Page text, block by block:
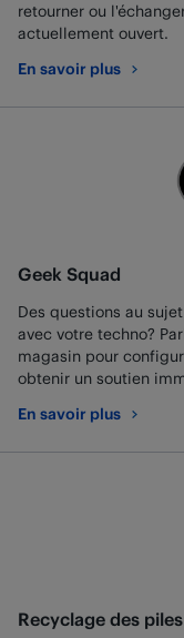
retourner ou
actuellement ouvert.
En savoir plus
au sujet de Retours et
Geek Squad
Des questions au
avec votre techno?
magasin pour
obtenir un soutien
En savoir plus
au sujet de Geek Squad
Recyclage des